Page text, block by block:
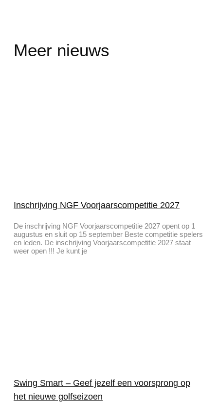
Meer nieuws
Inschrijving NGF Voorjaarscompetitie 2027
De inschrijving NGF Voorjaarscompetitie 2027 opent op 1
augustus en sluit op 15 september Beste competitie spelers
en leden. De inschrijving Voorjaarscompetitie 2027 staat
weer open !!! Je kunt je
Swing Smart – Geef jezelf een voorsprong op
het nieuwe golfseizoen